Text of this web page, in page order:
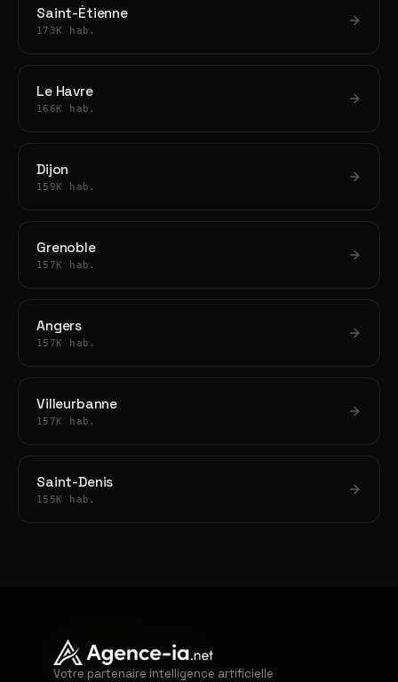
Saint-Étienne
173K hab.
Le Havre
166K hab.
Dijon
159K hab.
Grenoble
157K hab.
Angers
157K hab.
Villeurbanne
157K hab.
Saint-Denis
155K hab.
Votre partenaire intelligence artificielle